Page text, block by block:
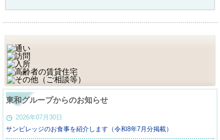
東和グループからのお知らせ
2026年07月30日
サンビレッジのお食事を紹介します（令和8年7月分掲載）